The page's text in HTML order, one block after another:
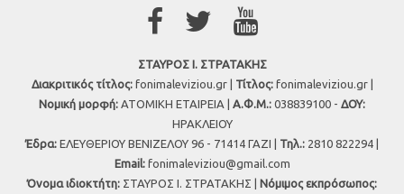
ΣΤΑΥΡΟΣ Ι. ΣΤΡΑΤΑΚΗΣ
Διακριτικός τίτλος:fonimaleviziou.gr | Τίτλος:fonimaleviziou.gr |
Νομική μορφή: ΑΤΟΜΙΚΗ ΕΤΑΙΡΕΙΑ | Α.Φ.Μ.: 038839100 - ΔΟΥ:
ΗΡΑΚΛΕΙΟΥ
Έδρα: ΕΛΕΥΘΕΡΙΟΥ ΒΕΝΙΖΕΛΟΥ 96 - 71414 ΓΑΖΙ | Τηλ.: 2810 822294 |
Εmail: fonimaleviziou@gmail.com
Όνομα ιδιοκτήτη: ΣΤΑΥΡΟΣ Ι. ΣΤΡΑΤΑΚΗΣ | Νόμιμος εκπρόσωπος: